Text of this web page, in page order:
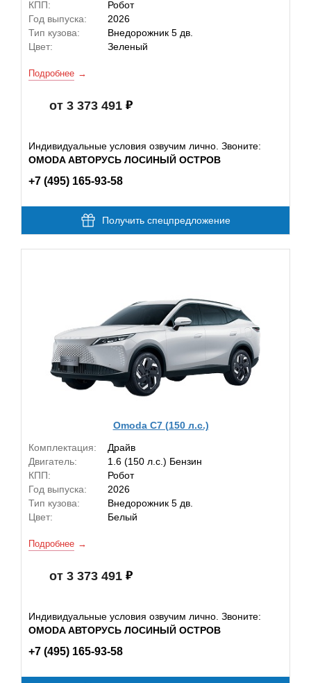
КПП:
Робот
Год выпуска:
2026
Тип кузова:
Внедорожник 5 дв.
Цвет:
Зеленый
Подробнее
от 3 373 491
Индивидуальные условия озвучим лично. Звоните:
OMODA АВТОРУСЬ ЛОСИНЫЙ ОСТРОВ
+7 (495) 165-93-58
Получить спецпредложение
Omoda C7 (150 л.с.)
Комплектация:
Драйв
Двигатель:
1.6 (150 л.с.) Бензин
КПП:
Робот
Год выпуска:
2026
Тип кузова:
Внедорожник 5 дв.
Цвет:
Белый
Подробнее
от 3 373 491
Индивидуальные условия озвучим лично. Звоните:
OMODA АВТОРУСЬ ЛОСИНЫЙ ОСТРОВ
+7 (495) 165-93-58